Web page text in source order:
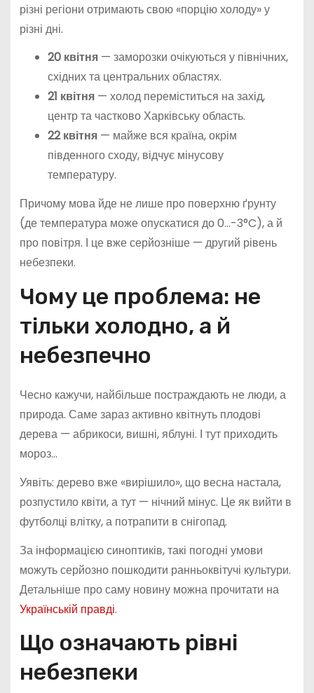
різні регіони отримають свою «порцію холоду» у
різні дні.
20 квітня— заморозки очікуються у північних,
східних та центральних областях.
21 квітня— холод переміститься на захід,
центр та частково Харківську область.
22 квітня— майже вся країна, окрім
південного сходу, відчує мінусову
температуру.
Причому мова йде не лише про поверхню ґрунту
(де температура може опускатися до 0…-3°C), а й
про повітря. І це вже серйозніше — другий рівень
небезпеки.
Чому це проблема: не
тільки холодно, а й
небезпечно
Чесно кажучи, найбільше постраждають не люди, а
природа. Саме зараз активно квітнуть плодові
дерева — абрикоси, вишні, яблуні. І тут приходить
мороз…
Уявіть: дерево вже «вирішило», що весна настала,
розпустило квіти, а тут — нічний мінус. Це як вийти в
футболці влітку, а потрапити в снігопад.
За інформацією синоптиків, такі погодні умови
можуть серйозно пошкодити ранньоквітучі культури.
Детальніше про саму новину можна прочитати на
Українській правді.
Що означають рівні
небезпеки